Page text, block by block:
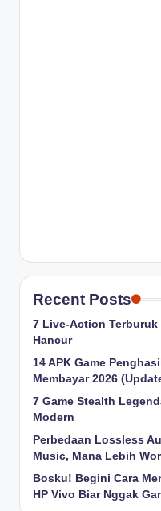
Recent Posts
7 Live-Action
Hancur
14 APK Game
Membayar 2026
7 Game Stealth
Modern
Perbedaan Lossless
Music, Mana Lebih
Bosku! Begini Cara
HP Vivo Biar Nggak